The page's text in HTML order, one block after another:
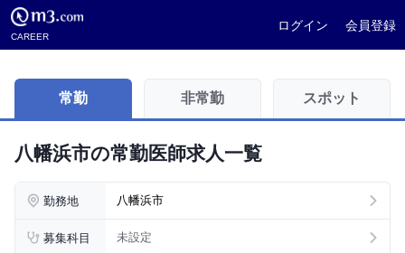
CAREER
ログイン 会員登録
常勤 非常勤 スポット
八幡浜市の常勤医師求人一覧
勤務地 八幡浜市
募集科目 未設定